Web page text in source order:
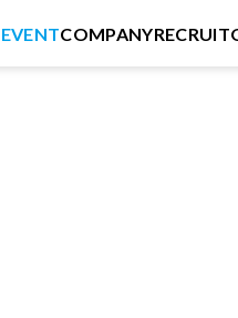
EVENTCOMPANYRECRUIT